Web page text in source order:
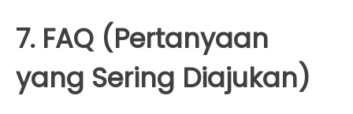
7. FAQ (Pertanyaan
yang Sering Diajukan)